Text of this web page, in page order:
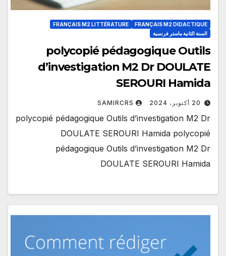
FRANÇAIS M2 DIDACTIQUE
FRANÇAIS M2 LITTÉRATURE
السنة الثانية ماستر فرنسية
polycopié pédagogique Outils
d’investigation M2 Dr DOULATE
SEROURI Hamida
20 أكتوبر، 2024 SAMIRCRS
polycopié pédagogique Outils d’investigation M2 Dr
DOULATE SEROURI Hamida polycopié
pédagogique Outils d’investigation M2 Dr
DOULATE SEROURI Hamida